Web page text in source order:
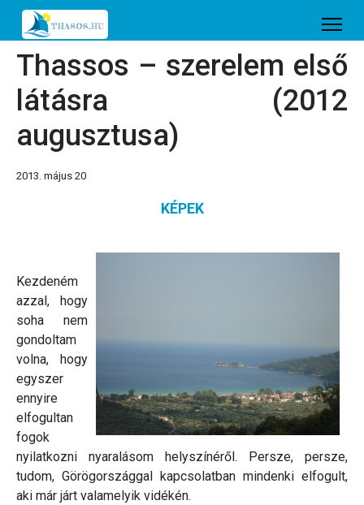
Thassos – szerelem első
látásra (2012
augusztusa)
2013. május 20
KÉPEK
Kezdeném
azzal, hogy
soha nem
gondoltam
volna, hogy
egyszer
ennyire
elfogultan
fogok
nyilatkozni nyaralásom helyszínéről. Persze, persze,
tudom, Görögországgal kapcsolatban mindenki elfogult,
aki már járt valamelyik vidékén.